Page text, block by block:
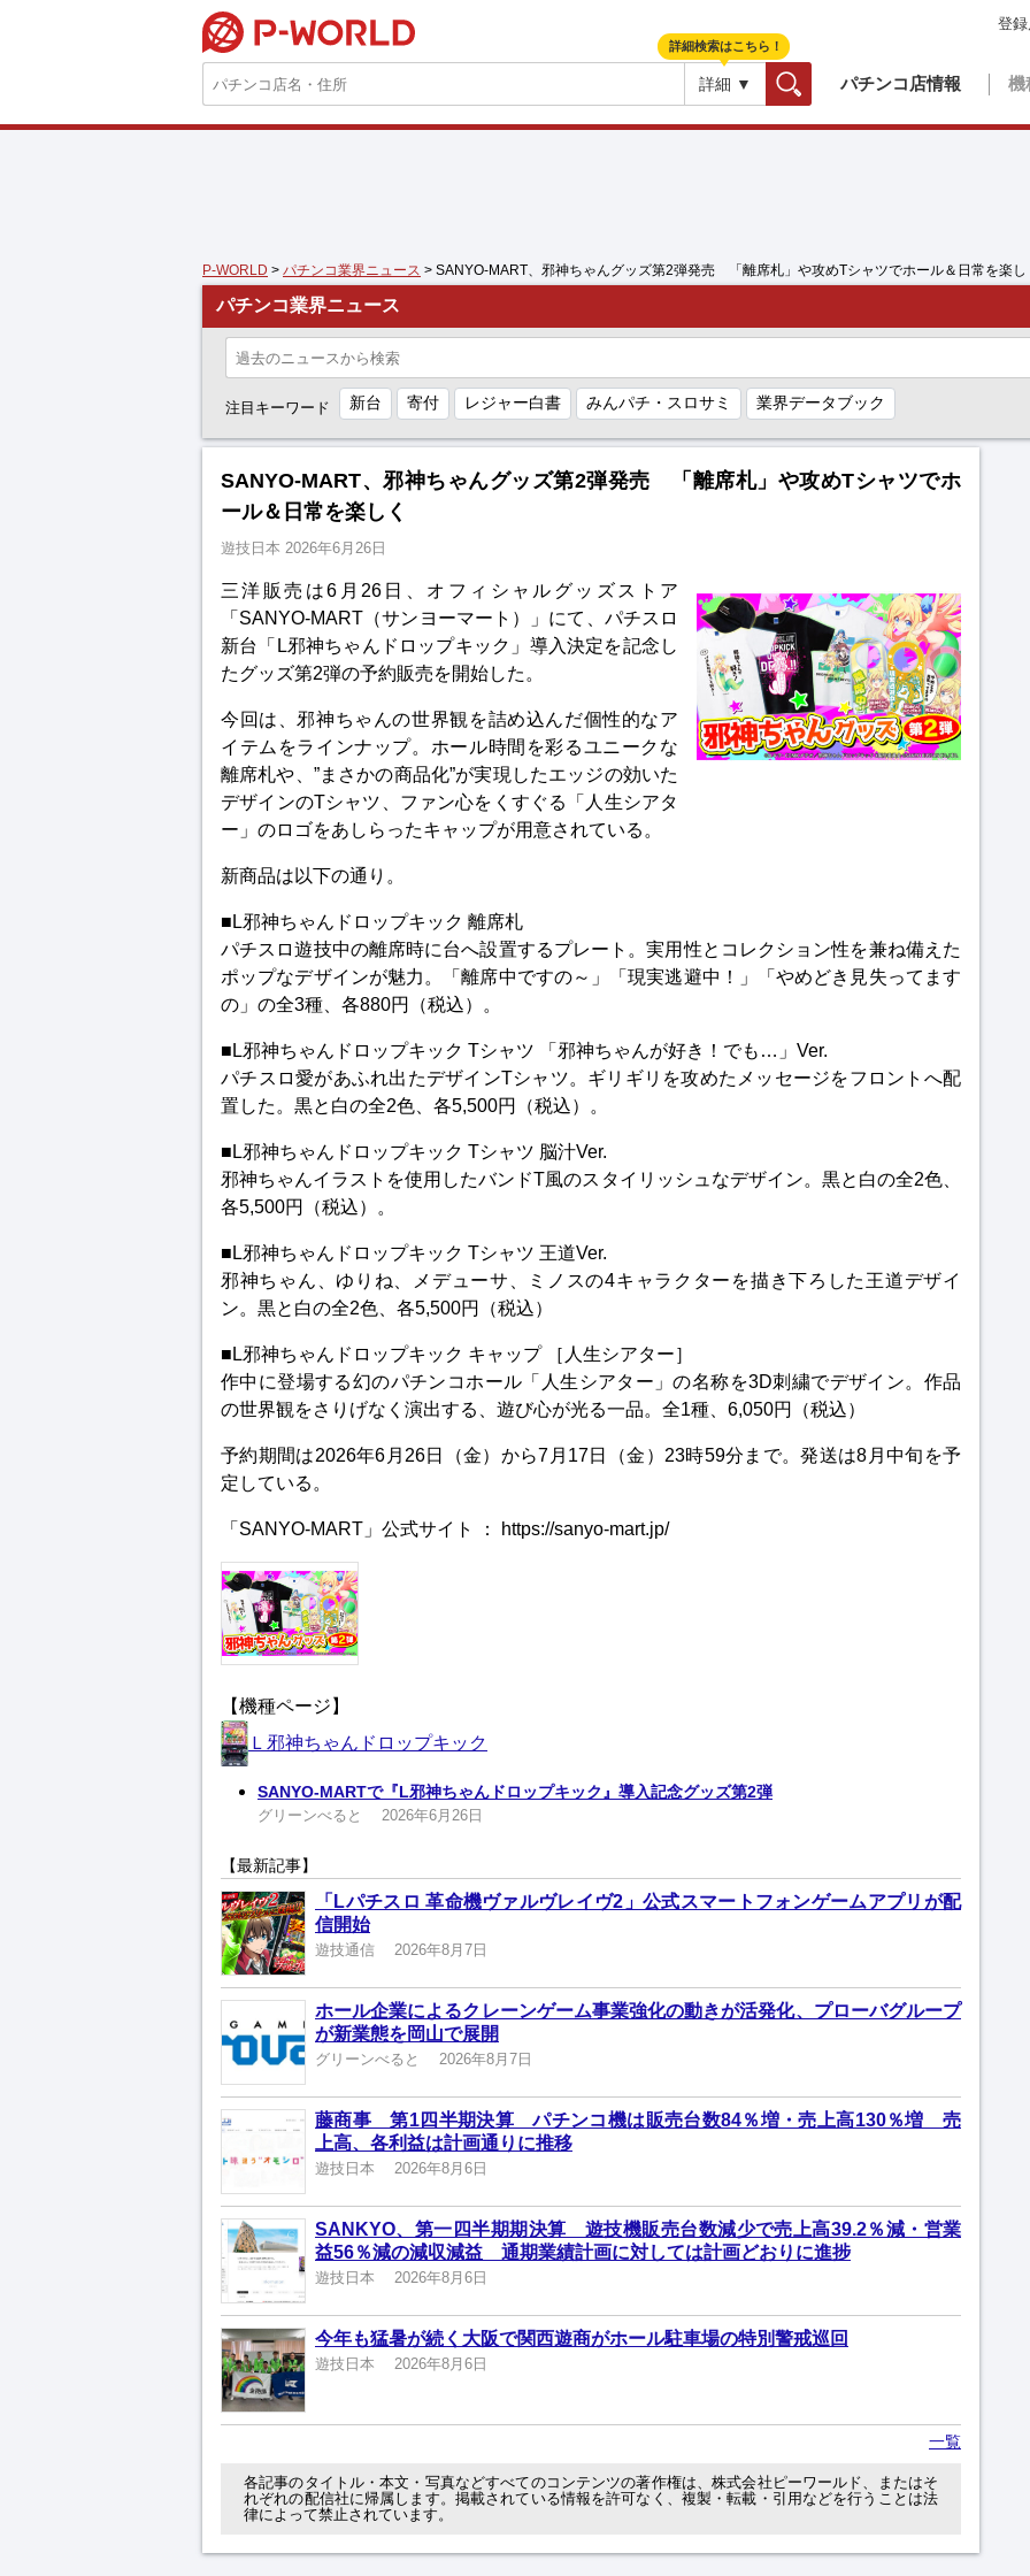
詳細 ▼ パチンコ店情報 機
登
詳細検索はこちら！
P-WORLD > パチンコ業界ニュース > SANYO-MART、邪神ちゃんグッズ第2弾発売 「離席札」や攻めTシャツでホール＆日常を楽し
パチンコ業界ニュース
注目キーワード 新台 寄付 レジャー白書 みんパチ・スロサミ 業界データブック
SANYO-MART、邪神ちゃんグッズ第2弾発売 「離席札」や攻めTシャツでホ
ール＆日常を楽しく
遊技日本 2026年6月26日
三洋販売は6月26日、オフィシャルグッズストア
「SANYO-MART（サンヨーマート）」にて、パチスロ
新台「L邪神ちゃんドロップキック」導入決定を記念し
たグッズ第2弾の予約販売を開始した。
今回は、邪神ちゃんの世界観を詰め込んだ個性的なア
イテムをラインナップ。ホール時間を彩るユニークな
離席札や、”まさかの商品化”が実現したエッジの効いた
デザインのTシャツ、ファン心をくすぐる「人生シアタ
ー」のロゴをあしらったキャップが用意されている。
新商品は以下の通り。
■L邪神ちゃんドロップキック 離席札
パチスロ遊技中の離席時に台へ設置するプレート。実用性とコレクション性を兼ね備えた
ポップなデザインが魅力。「離席中ですの～」「現実逃避中！」「やめどき見失ってます
の」の全3種、各880円（税込）。
■L邪神ちゃんドロップキック Tシャツ 「邪神ちゃんが好き！でも…」Ver.
パチスロ愛があふれ出たデザインTシャツ。ギリギリを攻めたメッセージをフロントへ配
置した。黒と白の全2色、各5,500円（税込）。
■L邪神ちゃんドロップキック Tシャツ 脳汁Ver.
邪神ちゃんイラストを使用したバンドT風のスタイリッシュなデザイン。黒と白の全2色、
各5,500円（税込）。
■L邪神ちゃんドロップキック Tシャツ 王道Ver.
邪神ちゃん、ゆりね、メデューサ、ミノスの4キャラクターを描き下ろした王道デザイ
ン。黒と白の全2色、各5,500円（税込）
■L邪神ちゃんドロップキック キャップ ［人生シアター］
作中に登場する幻のパチンコホール「人生シアター」の名称を3D刺繍でデザイン。作品
の世界観をさりげなく演出する、遊び心が光る一品。全1種、6,050円（税込）
予約期間は2026年6月26日（金）から7月17日（金）23時59分まで。発送は8月中旬を予
定している。
「SANYO-MART」公式サイト ： https://sanyo-mart.jp/
【機種ページ】
Ｌ邪神ちゃんドロップキック
SANYO-MARTで『L邪神ちゃんドロップキック』導入記念グッズ第2弾
グリーンべると 2026年6月26日
【最新記事】
「Lパチスロ 革命機ヴァルヴレイヴ2」公式スマートフォンゲームアプリが配
信開始
遊技通信 2026年8月7日
ホール企業によるクレーンゲーム事業強化の動きが活発化、プローバグループ
が新業態を岡山で展開
グリーンべると 2026年8月7日
藤商事 第1四半期決算 パチンコ機は販売台数84％増・売上高130％増 売
上高、各利益は計画通りに推移
遊技日本 2026年8月6日
SANKYO、第一四半期期決算 遊技機販売台数減少で売上高39.2％減・営業
益56％減の減収減益 通期業績計画に対しては計画どおりに進捗
遊技日本 2026年8月6日
今年も猛暑が続く大阪で関西遊商がホール駐車場の特別警戒巡回
遊技日本 2026年8月6日
一覧
各記事のタイトル・本文・写真などすべてのコンテンツの著作権は、株式会社ピーワールド、またはそ
れぞれの配信社に帰属します。掲載されている情報を許可なく、複製・転載・引用などを行うことは法
律によって禁止されています。